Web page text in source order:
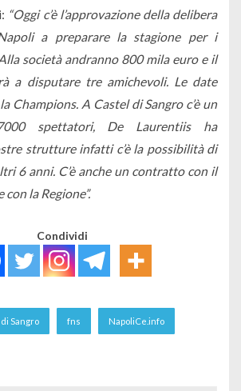
“Oggi c’è l’approvazione della delibera
a preparare la stagione per i
società andranno 800 mila euro e il
a disputare tre amichevoli. Le date
Champions. A Castel di Sangro c’è un
spettatori, De Laurentiis ha
strutture infatti c’è la possibilità di
6 anni. C’è anche un contratto con il
la Regione”.
Condividi
Sangro fns NapoliCe.info